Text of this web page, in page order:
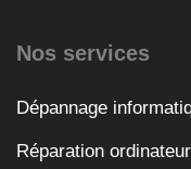
Nos services
Dépannage
Réparation